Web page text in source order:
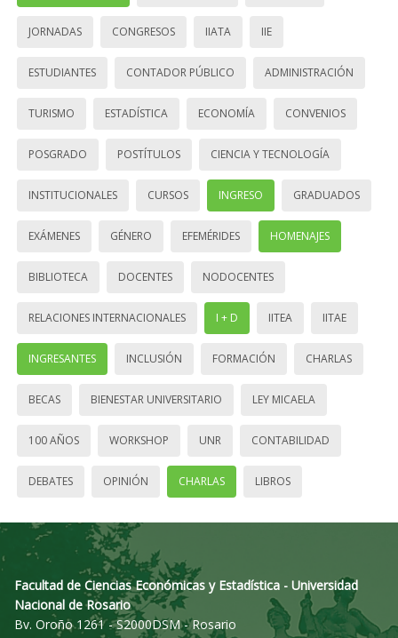
JORNADAS CONGRESOS IIATA IIE
ESTUDIANTES CONTADOR PÚBLICO ADMINISTRACIÓN
TURISMO ESTADÍSTICA ECONOMÍA CONVENIOS
POSGRADO POSTÍTULOS CIENCIA Y TECNOLOGÍA
INSTITUCIONALES CURSOS INGRESO GRADUADOS
EXÁMENES GÉNERO EFEMÉRIDES HOMENAJES
BIBLIOTECA DOCENTES NODOCENTES
RELACIONES INTERNACIONALES I + D IITEA IITAE
INGRESANTES INCLUSIÓN FORMACIÓN CHARLAS
BECAS BIENESTAR UNIVERSITARIO LEY MICAELA
100 AÑOS WORKSHOP UNR CONTABILIDAD
DEBATES OPINIÓN CHARLAS LIBROS
Facultad de Ciencias Económicas y Estadística - Universidad
Nacional de Rosario
Bv. Oroño 1261 - S2000DSM - Rosario